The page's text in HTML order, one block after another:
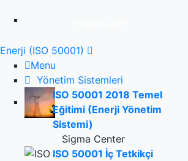
Enerji (ISO 50001)
Menu
Yönetim Sistemleri
ISO 50001 2018 Temel
Eğitimi (Enerji Yönetim
Sistemi)
Sigma Center
ISO 50001 İç Tetkikçi